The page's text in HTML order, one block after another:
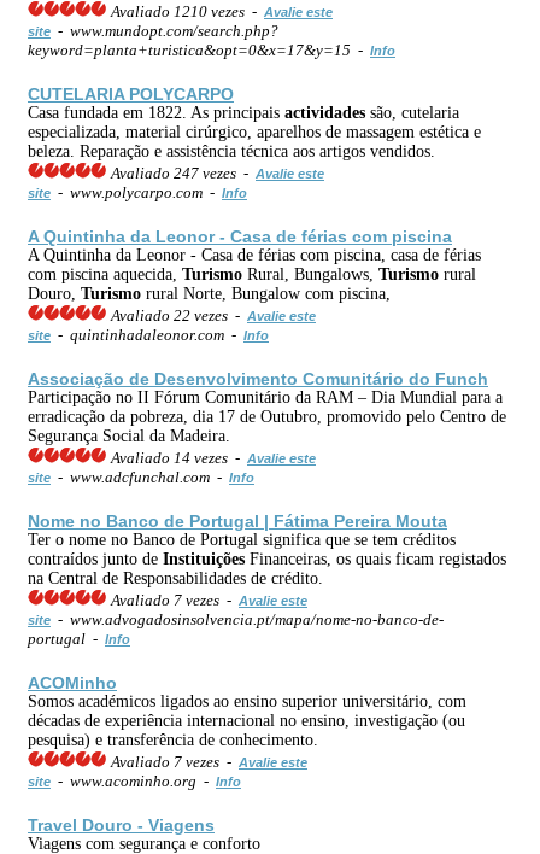
Avaliado 1210 vezes - Avalie este
site - www.mundopt.com/search.php?
keyword=planta+turistica&opt=0&x=17&y=15 - Info
CUTELARIA POLYCARPO
Casa fundada em 1822. As principais actividades são, cutelaria
especializada, material cirúrgico, aparelhos de massagem estética e
beleza. Reparação e assistência técnica aos artigos vendidos.
Avaliado 247 vezes - Avalie este
site - www.polycarpo.com - Info
A Quintinha da Leonor - Casa de férias com piscina
A Quintinha da Leonor - Casa de férias com piscina, casa de férias
com piscina aquecida, Turismo Rural, Bungalows, Turismo rural
Douro, Turismo rural Norte, Bungalow com piscina,
Avaliado 22 vezes - Avalie este
site - quintinhadaleonor.com - Info
Associação de Desenvolvimento Comunitário do Funch
Participação no II Fórum Comunitário da RAM – Dia Mundial para a
erradicação da pobreza, dia 17 de Outubro, promovido pelo Centro de
Segurança Social da Madeira.
Avaliado 14 vezes - Avalie este
site - www.adcfunchal.com - Info
Nome no Banco de Portugal | Fátima Pereira Mouta
Ter o nome no Banco de Portugal significa que se tem créditos
contraídos junto de Instituições Financeiras, os quais ficam registados
na Central de Responsabilidades de crédito.
Avaliado 7 vezes - Avalie este
site - www.advogadosinsolvencia.pt/mapa/nome-no-banco-de-
portugal - Info
ACOMinho
Somos académicos ligados ao ensino superior universitário, com
décadas de experiência internacional no ensino, investigação (ou
pesquisa) e transferência de conhecimento.
Avaliado 7 vezes - Avalie este
site - www.acominho.org - Info
Travel Douro - Viagens
Viagens com segurança e conforto